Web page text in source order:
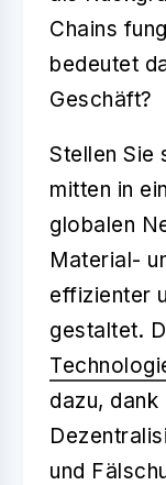
Chains
bedeutet
Geschäft?
Stellen Sie
mitten in
globalen
Material-
effizienter
gestaltet.
dazu, dank
und